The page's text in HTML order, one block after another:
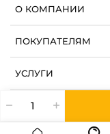
О КОМПАНИИ
ПОКУПАТЕЛЯМ
УСЛУГИ